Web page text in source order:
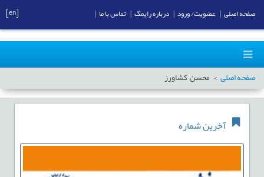
صفحه اصلی محسن کشاورز
آخرین شماره
صفحه اصلی عضویت/ ورود درباره رایمگ تماس با ما